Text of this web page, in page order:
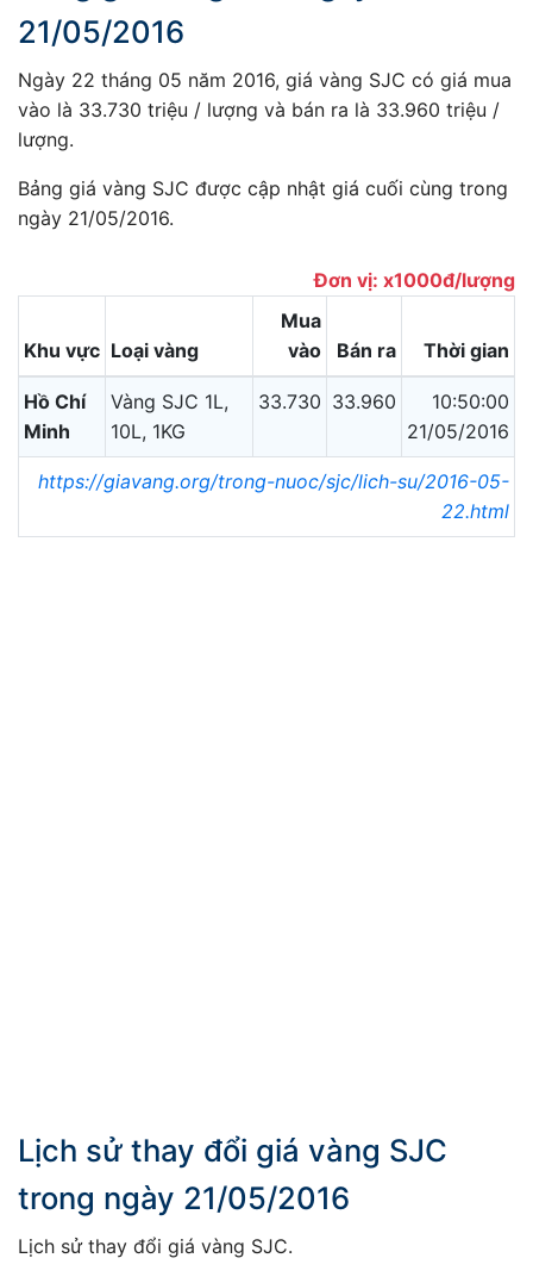
21/05/2016
Ngày 22 tháng 05 năm 2016, giá vàng SJC có giá mua
vào là 33.730 triệu / lượng và bán ra là 33.960 triệu /
lượng.
Bảng giá vàng SJC được cập nhật giá cuối cùng trong
ngày 21/05/2016.
Đơn vị: x1000đ/lượng
Khu vực Loại vàng
Mua
vào
Bán ra Thời gian
Hồ Chí
Minh
Vàng SJC 1L,
10L, 1KG
33.730 33.960
10:50:00
21/05/2016
https://giavang.org/trong-nuoc/sjc/lich-su/2016-05-
22.html
Lịch sử thay đổi giá vàng SJC
trong ngày 21/05/2016
Lịch sử thay đổi giá vàng SJC.